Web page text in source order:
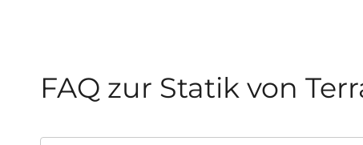
FAQ zur Statik von